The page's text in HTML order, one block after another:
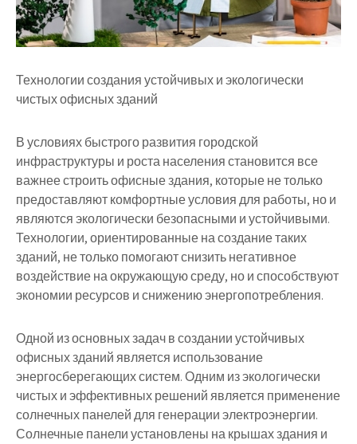
Технологии создания устойчивых и экологически
чистых офисных зданий
В условиях быстрого развития городской
инфраструктуры и роста населения становится все
важнее строить офисные здания, которые не только
предоставляют комфортные условия для работы, но и
являются экологически безопасными и устойчивыми.
Технологии, ориентированные на создание таких
зданий, не только помогают снизить негативное
воздействие на окружающую среду, но и способствуют
экономии ресурсов и снижению энергопотребления.
Одной из основных задач в создании устойчивых
офисных зданий является использование
энергосберегающих систем. Одним из экологически
чистых и эффективных решений является применение
солнечных панелей для генерации электроэнергии.
Солнечные панели установлены на крышах здания и